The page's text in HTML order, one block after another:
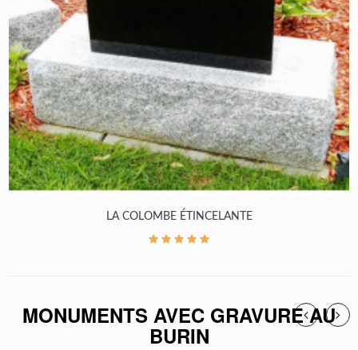
LA COLOMBE ÉTINCELANTE
MONUMENTS AVEC GRAVURE AU
BURIN